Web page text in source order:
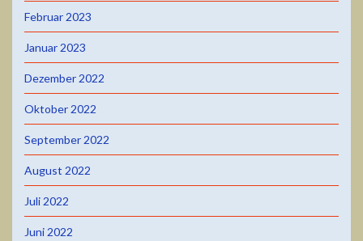
Februar 2023
Januar 2023
Dezember 2022
Oktober 2022
September 2022
August 2022
Juli 2022
Juni 2022